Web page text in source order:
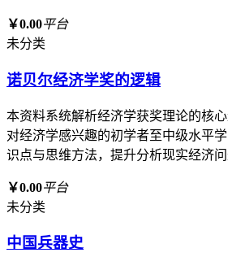
￥0.00平台
未分类
诺贝尔经济学奖的逻辑
本资料系统解析经济学获奖理论的核
对经济学感兴趣的初学者至中级水平
识点与思维方法，提升分析现实经济
￥0.00平台
未分类
中国兵器史